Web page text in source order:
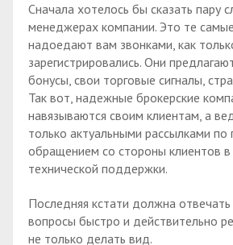
Сначала хотелось бы сказать пару
менеджерах компании. Это те
надоедают вам звонками, как
зарегистрировались. Они
бонусы, свои торговые сигналы,
Так вот, надежные брокерские
навязываются своим клиентам, а
только актуальными рассылками по
обращением со стороны клиентов
технической поддержки.
Последняя кстати должна
вопросы быстро и действительно
не только делать вид.